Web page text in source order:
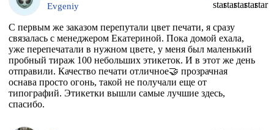
Evgeniy
С первым же заказом перепутали цвет печати, я сразу
связалась с менеджером Екатериной. Пока домой ехала,
уже перепечатали в нужном цвете, у меня был маленький
пробный тираж 100 небольших этикеток. И в этот же день
отправили. Качество печати отличное🤝 прозрачная
оснава просто огонь, такой не получали еще от
типографий. Этикетки вышли самые лучшие здесь,
спасибо.